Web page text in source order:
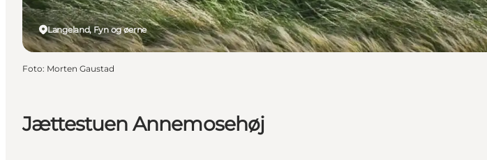
Jættestuen Annemosehøj
Langeland, Fyn og øerne
Foto: Morten Gaustad